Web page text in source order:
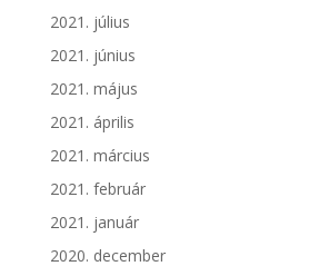
2021. július
2021. június
2021. május
2021. április
2021. március
2021. február
2021. január
2020. december